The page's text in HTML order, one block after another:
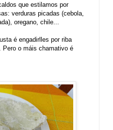
que estilamos por
verduras picadas (cebola,
oregano, chile...
é engadirlles por riba
Pero o máis chamativo é